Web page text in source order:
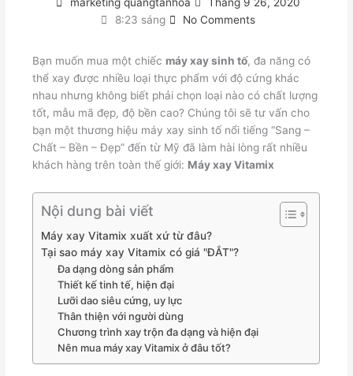
marketing quangtanhoa
Tháng 9 26, 2020
8:23 sáng
No Comments
Bạn muốn mua một chiếc máy xay sinh tố, đa năng có
thể xay được nhiều loại thực phẩm với độ cứng khác
nhau nhưng không biết phải chọn loại nào có chất lượng
tốt, mẫu mã đẹp, độ bền cao? Chúng tôi sẽ tư vấn cho
bạn một thương hiệu máy xay sinh tố nổi tiếng “Sang –
Chất – Bền – Đẹp” đến từ Mỹ đã làm hài lòng rất nhiều
khách hàng trên toàn thế giới: Máy xay Vitamix
Nội dung bài viết
Máy xay Vitamix xuất xứ từ đâu?
Tại sao máy xay Vitamix có giá "ĐẮT"?
Đa dạng dòng sản phẩm
Thiết kế tinh tế, hiện đại
Lưỡi dao siêu cứng, uy lực
Thân thiện với người dùng
Chương trình xay trộn đa dạng và hiện đại
Nên mua máy xay Vitamix ở đâu tốt?